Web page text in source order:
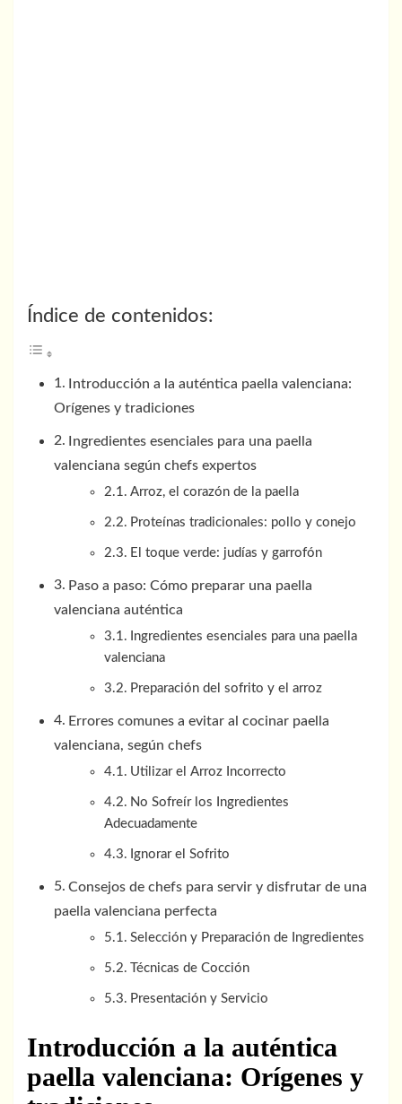
Índice de contenidos:
Introducción a la auténtica paella valenciana:
Orígenes y tradiciones
Ingredientes esenciales para una paella
valenciana según chefs expertos
Arroz, el corazón de la paella
Proteínas tradicionales: pollo y conejo
El toque verde: judías y garrofón
Paso a paso: Cómo preparar una paella
valenciana auténtica
Ingredientes esenciales para una paella
valenciana
Preparación del sofrito y el arroz
Errores comunes a evitar al cocinar paella
valenciana, según chefs
Utilizar el Arroz Incorrecto
No Sofreír los Ingredientes
Adecuadamente
Ignorar el Sofrito
Consejos de chefs para servir y disfrutar de una
paella valenciana perfecta
Selección y Preparación de Ingredientes
Técnicas de Cocción
Presentación y Servicio
Introducción a la auténtica
paella valenciana: Orígenes y